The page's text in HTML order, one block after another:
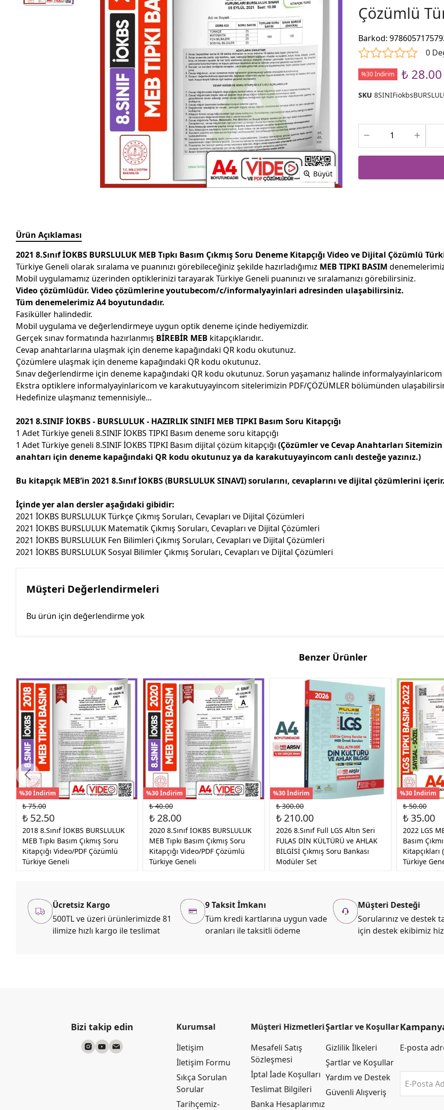
Büyüt
Çözümlü
Barkod:
0
%30 İndirim ₺ 28.00
SKU
Ürün Açıklaması
2021 8.Sınıf İOKBS BURSLULUK MEB Tıpkı Basım Çıkmış Soru Deneme Kitapçığı Video ve Dijital Çözümlü
Türkiye Geneli olarak sıralama ve puanınızı görebileceğiniz şekilde hazırladığımız MEB TIPKI BASIM
Mobil uygulamamız üzerinden optiklerinizi tarayarak Türkiye Geneli puanınızı ve sıralamanızı görebilirsiniz.
Video çözümlüdür. Video çözümlerine youtubecom/c/informalyayinlari adresinden ulaşabilirsiniz.
Tüm denemelerimiz A4 boyutundadır.
Fasiküller halindedir.
Mobil uygulama ve değerlendirmeye uygun optik deneme içinde hediyemizdir.
Gerçek sınav formatında hazırlanmış BİREBİR MEB kitapçıklarıdır..
Cevap anahtarlarına ulaşmak için deneme kapağındaki QR kodu okutunuz.
Çözümlere ulaşmak için deneme kapağındaki QR kodu okutunuz.
Sınav değerlendirme için deneme kapağındaki QR kodu okutunuz. Sorun yaşamanız halinde informalyayinlaricom
Ekstra optiklere informalyayinlaricom ve karakutuyayincom sitelerimizin PDF/ÇÖZÜMLER bölümünden
Hedefinize ulaşmanız temennisiyle...
2021 8.SINIF İOKBS - BURSLULUK - HAZIRLIK SINIFI MEB TIPKI Basım Soru Kitapçığı
1 Adet Türkiye geneli 8.SINIF İOKBS TIPKI Basım deneme soru kitapçığı
1 Adet Türkiye geneli 8.SINIF İOKBS TIPKI Basım dijital çözüm kitapçığı (Çözümler ve Cevap Anahtarları
anahtarı için deneme kapağındaki QR kodu okutunuz ya da karakutuyayincom canlı desteğe yazınız.)
Bu kitapçık MEB’in 2021 8.Sınıf İOKBS (BURSLULUK SINAVI) sorularını, cevaplarını ve dijital çözümlerini içerir.
İçinde yer alan dersler aşağıdaki gibidir:
2021 İOKBS BURSLULUK Türkçe Çıkmış Soruları, Cevapları ve Dijital Çözümleri
2021 İOKBS BURSLULUK Matematik Çıkmış Soruları, Cevapları ve Dijital Çözümleri
2021 İOKBS BURSLULUK Fen Bilimleri Çıkmış Soruları, Cevapları ve Dijital Çözümleri
2021 İOKBS BURSLULUK Sosyal Bilimler Çıkmış Soruları, Cevapları ve Dijital Çözümleri
Müşteri Değerlendirmeleri
Bu ürün için değerlendirme yok
Benzer Ürünler
%30 İndirim
₺ 75.00
₺ 52.50
2018 8.Sınıf İOKBS BURSLULUK
MEB Tıpkı Basım Çıkmış Soru
Kitapçığı Video/PDF Çözümlü
Türkiye Geneli
%30 İndirim
₺ 40.00
₺ 28.00
2020 8.Sınıf İOKBS BURSLULUK
MEB Tıpkı Basım Çıkmış Soru
Kitapçığı Video/PDF Çözümlü
Türkiye Geneli
%30 İndirim
₺ 300.00
₺ 210.00
2026 8.Sınıf Full LGS Altın Seri
FULAS DİN KÜLTÜRÜ ve AHLAK
BİLGİSİ Çıkmış Soru Bankası
Modüler Set
%30 İndirim
₺ 50.00
₺ 35.00
2022 LGS
Basım
Kitapçıkları
Türkiye
Ücretsiz Kargo
500TL ve üzeri ürünlerimizde 81
ilimize hızlı kargo ile teslimat
9 Taksit İmkanı
Tüm kredi kartlarına uygun vade
oranları ile taksitli ödeme
Müşteri Desteği
Sorularınız ve destek
için destek ekibimiz
Bizi takip edin
Kurumsal
İletişim
İletişim Formu
Sıkça Sorulan
Sorular
Tarihçemiz-
Müşteri Hizmetleri
Mesafeli Satış
Sözleşmesi
İptal İade Koşulları
Teslimat Bilgileri
Banka Hesaplarımız
Şartlar ve Koşullar
Gizlilik İlkeleri
Şartlar ve Koşullar
Yardım ve Destek
Güvenli Alışveriş
E-posta
E-Posta